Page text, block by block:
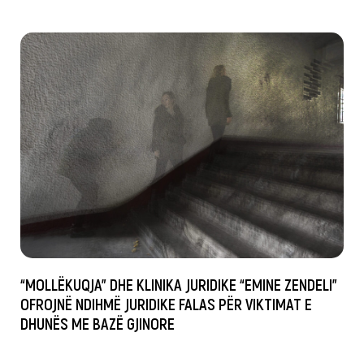
“MOLLËKUQJA” DHE KLINIKA JURIDIKE “EMINE ZENDELI”
OFROJNË NDIHMË JURIDIKE FALAS PËR VIKTIMAT E
DHUNËS ME BAZË GJINORE